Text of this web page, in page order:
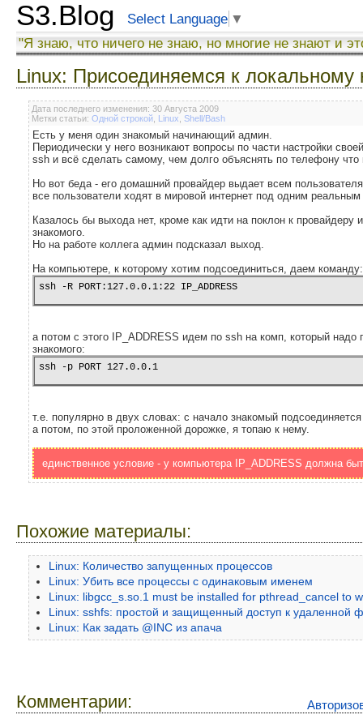
S3.Blog Select Language ▼
"Я знаю, что ничего не знаю, но многие не знают и
Linux: Присоединяемся к
Дата последнего изменения: 30 Августа 2009
Метки статьи: Одной строкой Linux Shell/Bash
Есть у меня один знакомый начинающий админ.
Периодически у него возникают вопросы по части настройки
ssh и всё сделать самому, чем долго объяснять по телефону что
Но вот беда - его домашний провайдер выдает всем
все пользователи ходят в мировой интернет под одним
Казалось бы выхода нет, кроме как идти на поклон к провайдеру
знакомого.
Но на работе коллега админ подсказал выход.
На компьютере, к которому хотим подсоединиться, даем команду:
ssh -R PORT:127.0.0.1:22 IP_ADDRESS
а потом с этого IP_ADDRESS идем по ssh на комп, который
знакомого:
ssh -p PORT 127.0.0.1
т.е. популярно в двух словах: с начало знакомый
а потом, по этой проложенной дорожке, я топаю к нему.
единственное условие - у компьютера IP_ADDRESS должна
Похожие материалы:
Linux: Количество запущенных процессов
Linux: Убить все процессы с одинаковым именем
Linux: libgcc_s.so.1 must be installed for pthread_cancel to
Linux: sshfs: простой и защищенный доступ к удаленной
Linux: Как задать @INC из апача
Комментарии: